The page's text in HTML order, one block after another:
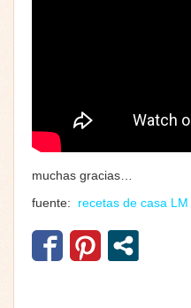
muchas gracias…
fuente:
recetas de casa LM